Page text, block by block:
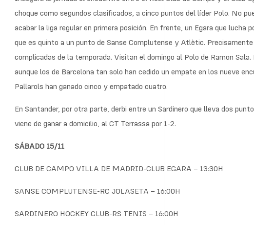
choque como segundos clasificados, a cinco puntos del líder Polo. No
acabar la liga regular en primera posición. En frente, un Egara que
que es quinto a un punto de Sanse Complutense y Atlètic.
complicadas de la temporada. Visitan el domingo al Polo de Ramon
aunque los de Barcelona tan solo han cedido un empate en los nueve
Pallarols han ganado cinco y empatado cuatro.
En Santander, por otra parte, derbi entre un Sardinero que lleva dos
viene de ganar a domicilio, al CT Terrassa por 1-2.
SÁBADO 15/11
CLUB DE CAMPO VILLA DE MADRID-CLUB EGARA – 13:30H
SANSE COMPLUTENSE-RC JOLASETA – 16:00H
SARDINERO HOCKEY CLUB-RS TENIS – 16:00H